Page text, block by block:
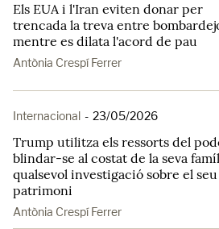
Els EUA i l'Iran eviten donar per
trencada la treva entre
mentre es dilata l'acord de pau
Antònia Crespí Ferrer
Internacional - 23/05/2026
Trump utilitza els ressorts del
blindar-se al costat de la seva
qualsevol investigació sobre el seu
patrimoni
Antònia Crespí Ferrer